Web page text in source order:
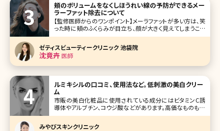
頬のボリュームをなくしほうれい線の予防ができるメー
ラーファット除去について
【監修医師からのワンポイント】メーラファットが多い方は、笑
った時に頬のふくらみが目立ち、顔が大きく見えてしまうこと
があります。メーラーファットはダイエットでも落としにくい脂
肪です。 メーラーファット除去は無理なダイエットをせずに、
すっきりとしたお顔立ちになることができますが、脂肪を取り
すぎると逆に
ゼティスビューティークリニック 池袋院
沈竟卉医師
ルミキシルの口コミ、使用法など。低刺激の美白クリー
ム
市販の美白化粧品に使用されている成分にはビタミンC誘
導体やアルブチン、コウジ酸などがあります。高価なものも多
いようですが、あまり変化が感じられないという方も多いので
ンは一定の効果があるものの、刺激を感じたり肌が白ぬけし
みやびスキンクリニック